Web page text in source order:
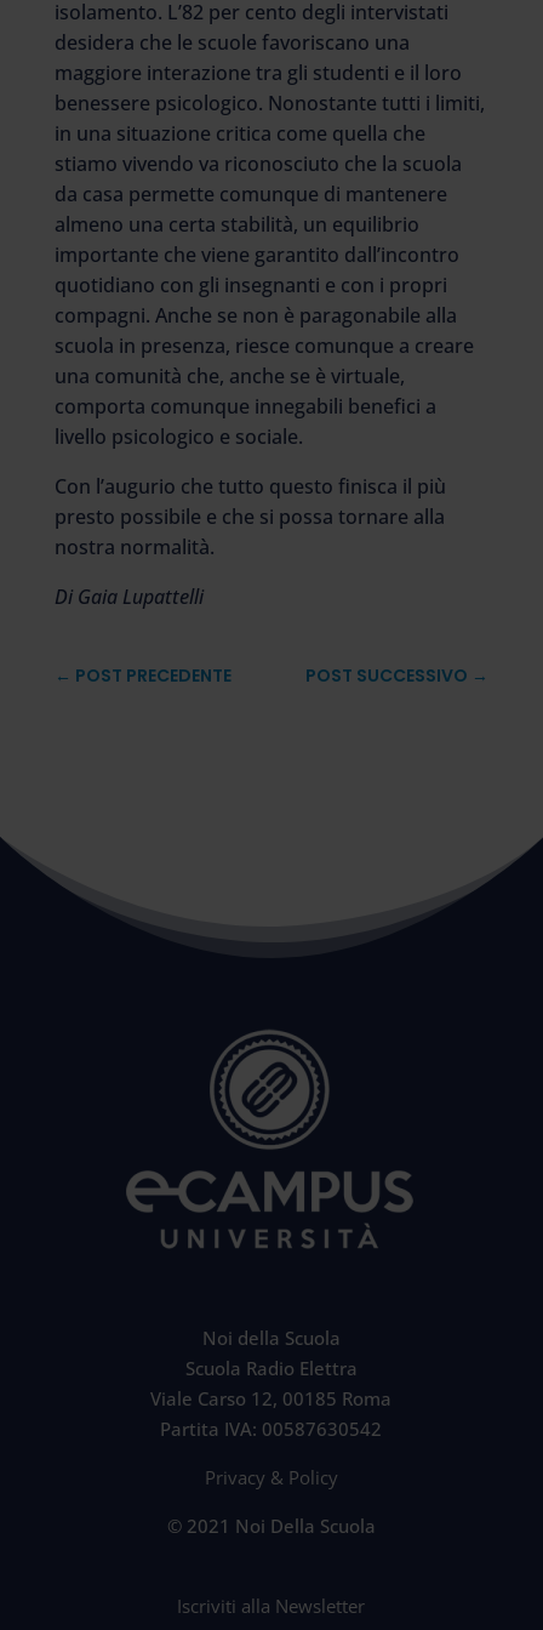
isolamento. L’82 per cento degli intervistati
desidera che le scuole favoriscano una
maggiore interazione tra gli studenti e il loro
benessere psicologico. Nonostante tutti i limiti,
in una situazione critica come quella che
stiamo vivendo va riconosciuto che la scuola
da casa permette comunque di mantenere
almeno una certa stabilità, un equilibrio
importante che viene garantito dall’incontro
quotidiano con gli insegnanti e con i propri
compagni. Anche se non è paragonabile alla
scuola in presenza, riesce comunque a creare
una comunità che, anche se è virtuale,
comporta comunque innegabili benefici a
livello psicologico e sociale.
Con l’augurio che tutto questo finisca il più
presto possibile e che si possa tornare alla
nostra normalità.
Di Gaia Lupattelli
← POST PRECEDENTE POST SUCCESSIVO →
Noi della Scuola
Scuola Radio Elettra
Viale Carso 12, 00185 Roma
Partita IVA: 00587630542
Privacy & Policy
© 2021 Noi Della Scuola
Iscriviti alla Newsletter